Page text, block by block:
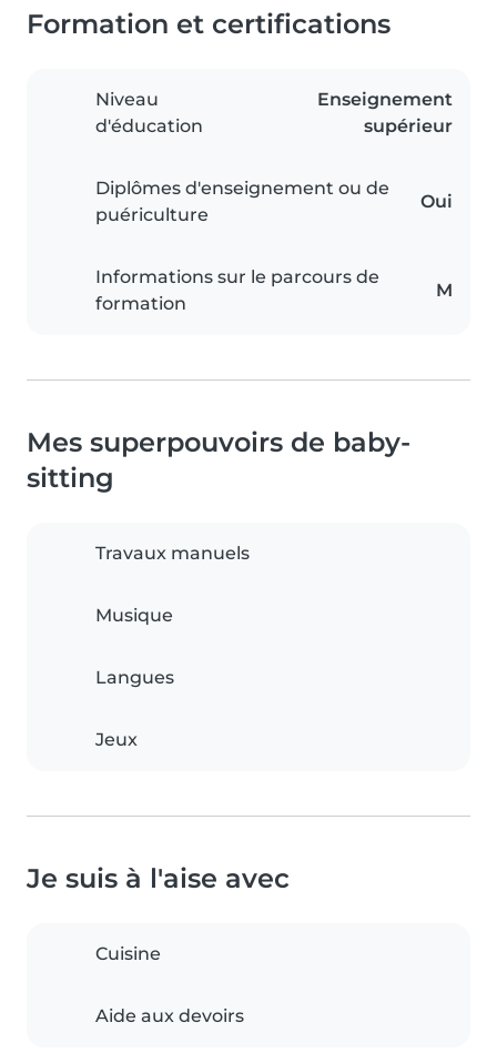
Formation et certifications
Niveau
d'éducation
Enseignement
supérieur
Diplômes d'enseignement ou de
puériculture
Oui
Informations sur le parcours de
formation
M
Mes superpouvoirs de baby-
sitting
Travaux manuels
Musique
Langues
Jeux
Je suis à l'aise avec
Cuisine
Aide aux devoirs